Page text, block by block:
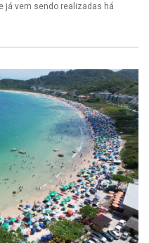
já vem sendo realizadas há